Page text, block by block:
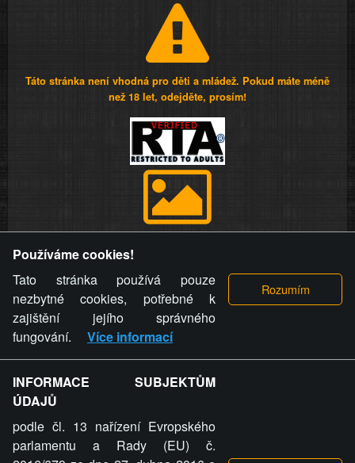
Táto stránka není vhodná pro děti a mládež. Pokud máte méně
než 18 let, odejděte, prosím!
videa a komentáře. Osoba, které se toto opatření provozovatele
stránky týče, ani osoba, která umístila fotografii nebo video na
stránku, nemůže z důvodu odstranění fotografie, videa nebo
komentáře pro výše uvedenou okolnost uplatnit vůči
provozovateli stránky žádný nárok na náhradu škody nebo
nemajetkové újmy.
ZVRÁCENÝ.CZ - Svět není zvrácenej. To jen
ty lidi...
Používáme cookies!
Tato stránka používá pouze
nezbytné cookies, potřebné k
zajištění jejího správného
fungování.
Více informací
INFORMACE SUBJEKTŮM
ÚDAJŮ
podle čl. 13 nařízení Evropského
parlamentu a Rady (EU) č.